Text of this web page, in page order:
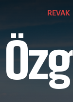
REVAK
TÜRKIYE…